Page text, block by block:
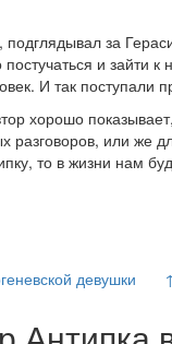
подглядывал за
постучаться и зайти
И так поступали
хорошо
разговоров, или же
то в жизни нам
девушки